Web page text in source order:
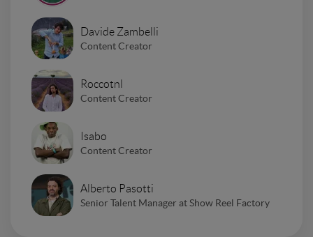
Davide Zambelli
Content Creator
Roccotnl
Content Creator
Isabo
Content Creator
Alberto Pasotti
Senior Talent Manager at Show Reel Factory